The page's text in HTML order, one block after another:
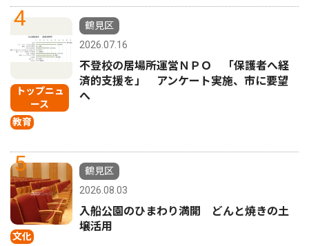
4
トップニュ
ース
教育
鶴見区
2026.07.16
不登校の居場所運営ＮＰＯ 「保護者へ経
済的支援を」 アンケート実施、市に要望
へ
5
文化
鶴見区
2026.08.03
入船公園のひまわり満開 どんと焼きの土
壌活用